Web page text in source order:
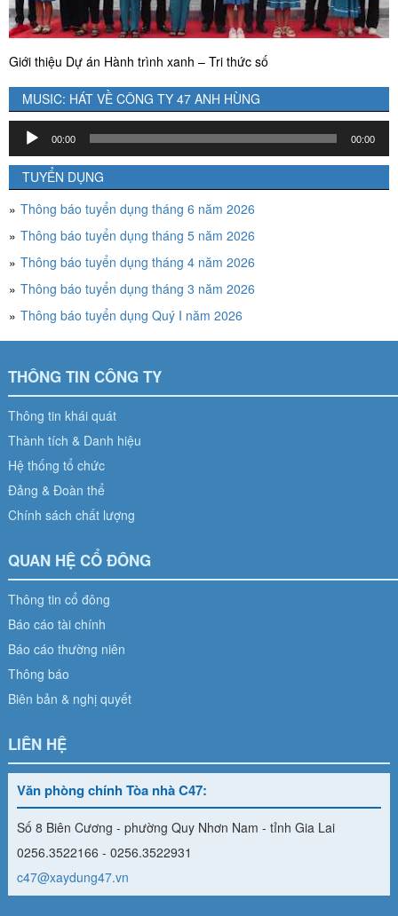
Giới thiệu Dự án Hành trình xanh – Tri thức số
MUSIC: HÁT VỀ CÔNG TY 47 ANH HÙNG
Trình
chơi
Audio
00:00 00:00
TUYỂN DỤNG
Thông báo tuyển dụng tháng 6 năm 2026
Thông báo tuyển dụng tháng 5 năm 2026
Thông báo tuyển dụng tháng 4 năm 2026
Thông báo tuyển dụng tháng 3 năm 2026
Thông báo tuyển dụng Quý I năm 2026
THÔNG TIN CÔNG TY
Thông tin khái quát
Thành tích & Danh hiệu
Hệ thống tổ chức
Đảng & Đoàn thể
Chính sách chất lượng
QUAN HỆ CỔ ĐÔNG
Thông tin cổ đông
Báo cáo tài chính
Báo cáo thường niên
Thông báo
Biên bản & nghị quyết
LIÊN HỆ
Văn phòng chính Tòa nhà C47:
Số 8 Biên Cương - phường Quy Nhơn Nam - tỉnh Gia Lai
0256.3522166 - 0256.3522931
c47@xaydung47.vn